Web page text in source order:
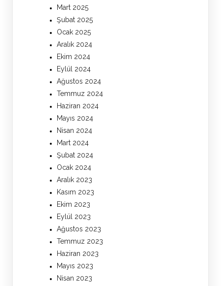
Mart 2025
Şubat 2025
Ocak 2025
Aralık 2024
Ekim 2024
Eylül 2024
Ağustos 2024
Temmuz 2024
Haziran 2024
Mayıs 2024
Nisan 2024
Mart 2024
Şubat 2024
Ocak 2024
Aralık 2023
Kasım 2023
Ekim 2023
Eylül 2023
Ağustos 2023
Temmuz 2023
Haziran 2023
Mayıs 2023
Nisan 2023